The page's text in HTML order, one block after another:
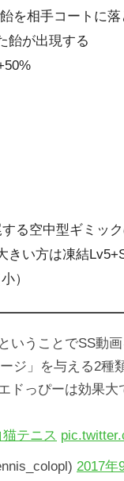
を相手コートに
飴が出現する
る空中型ギミッ
い方は凍結
）
ということでSS動
ジ」を与える2種
ドっぴーは効果
猫テニス
2017年